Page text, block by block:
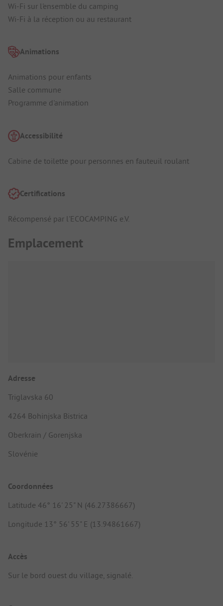
Wi-Fi sur l'ensemble du camping
Wi-Fi à la réception ou au restaurant
Animations
Animations pour enfants
Salle commune
Programme d'animation
Accessibilité
Cabine de toilette pour personnes en fauteuil roulant
Certifications
Récompensé par l'ECOCAMPING e.V.
Emplacement
Adresse
Triglavska 60
4264 Bohinjska Bistrica
Oberkrain / Gorenjska
Slovénie
Coordonnées
Latitude 46° 16' 25" N (46.27386667)
Longitude 13° 56' 55" E (13.94861667)
Accès
Sur le bord ouest du village, signalé.